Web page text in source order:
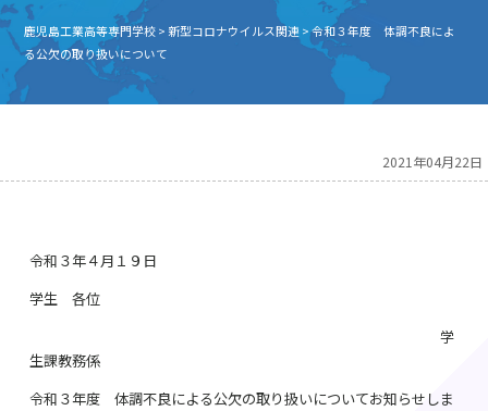
鹿児島工業高等専門学校> 新型コロナウイルス関連>令和３年度 体調不良によ
る公欠の取り扱いについて
2021年04月22日
令和３年４月１９日
学生 各位
学
生課教務係
令和３年度 体調不良による公欠の取り扱いについてお知らせしま